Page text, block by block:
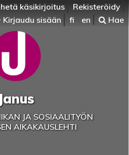
käsikirjoitus
Rekisteröidy
Kirjaudu sisään
fi en Hae
Janus
JA SOSIAALITYÖN
AIKAKAUSLEHTI